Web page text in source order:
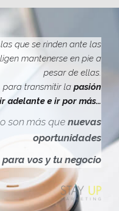
D
E
N
A
V
G
I
Ó
N
que se rinden ante las
mantenerse en pie a
pesar de ellas.
para transmitir la pasión
adelante e ir por más…
son más quenuevas
oportunidades
para vos y tu negocio